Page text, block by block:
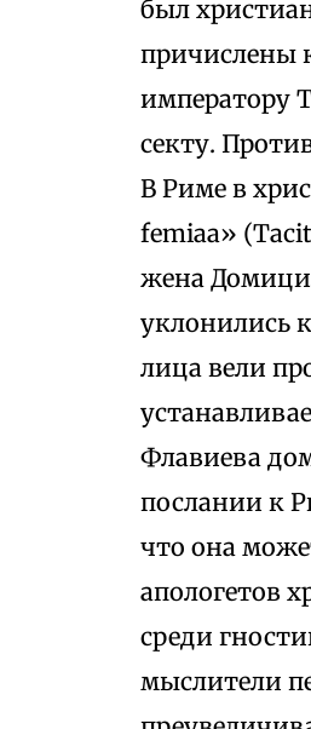
был
причислены
императору
секту.
В Риме в
femiaa»
жена
уклонились
лица вели
Флавиева
послании к
что она
апологетов
среди
мыслители